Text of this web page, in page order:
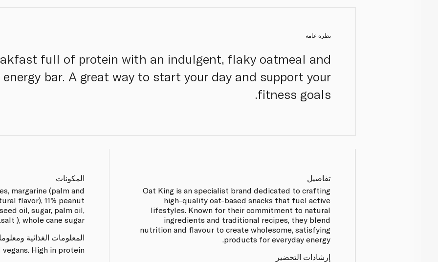
نظرة عامة
full of protein with an indulgent, flaky oatmeal and
bar. A great way to start your day and support your
fitness goals.
تفاصيل
Oat King is an specialist brand dedicated to crafting
high-quality oat-based snacks that fuel active
lifestyles. Known for their commitment to natural
ingredients and traditional recipes, they blend
nutrition and flavour to create wholesome, satisfying
products for everyday energy.
إرشادات التحضير
المكونات
margarine (palm and
flavor), 11% peanut
oil, sugar, palm oil,
salt ), whole cane sugar.
المعلومات الغذائية
High in protein.